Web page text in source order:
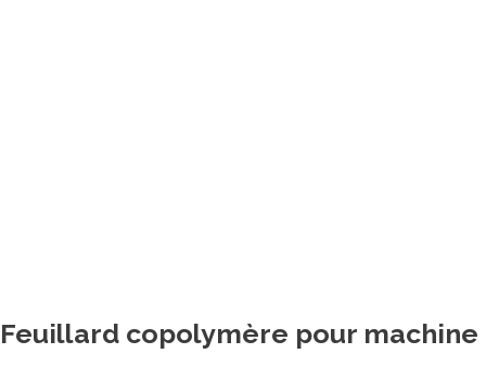
Feuillard copolymère pour machine
Machines de fermeture agro-alimentaires